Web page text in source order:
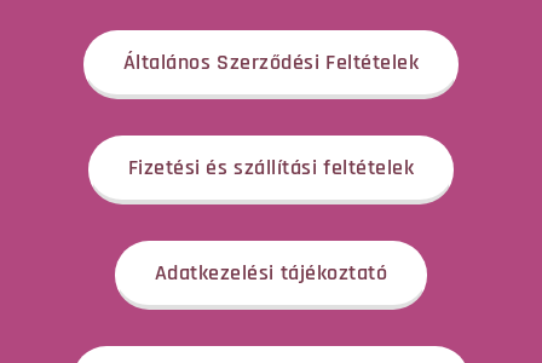
Általános Szerződési Feltételek
Fizetési és szállítási feltételek
Adatkezelési tájékoztató